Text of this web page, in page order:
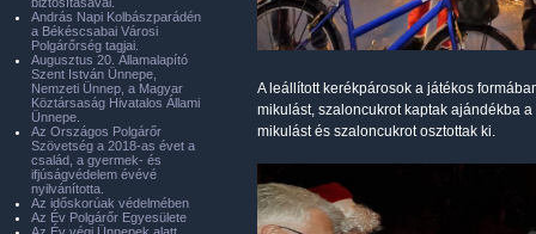
A leállított kerékpárosok a játékos
mikulást, szaloncukrot kaptak ajándékba
mikulást és szaloncukrot osztottak ki.
András Napi Kolbászparádén
a Békéscsabai Városi
Polgárőrség tagjai.
Augusztus 20. Államalapító
Szent István Ünnepe,
Nemzeti Ünnep, a Magyar
Köztársaság Hivatalos Állami
Ünnepe.
Az Országos Polgárőr
Szövetség a 2018-as évet a
család, a gyermek- és
ifjúságvédelem évévé
nyilvánította.
Az időskorúak védelmében
Az Év Polgárőr Egyesülete